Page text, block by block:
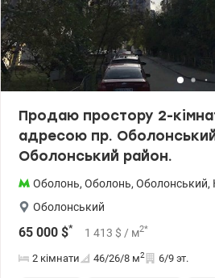
комісії для покупця 050-984-75-83
Продаю простору 2-
адресою пр.
Оболонський район.
Оболонь, Оболонь, Оболонський,
Оболонський
65 000 $* 1 413 $ / м2*
2 кімнати 46/26/8 м2 6/9 эт.